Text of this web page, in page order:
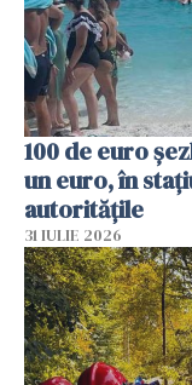
100 de euro
un euro, în
autoritățile
31 IULIE 2026